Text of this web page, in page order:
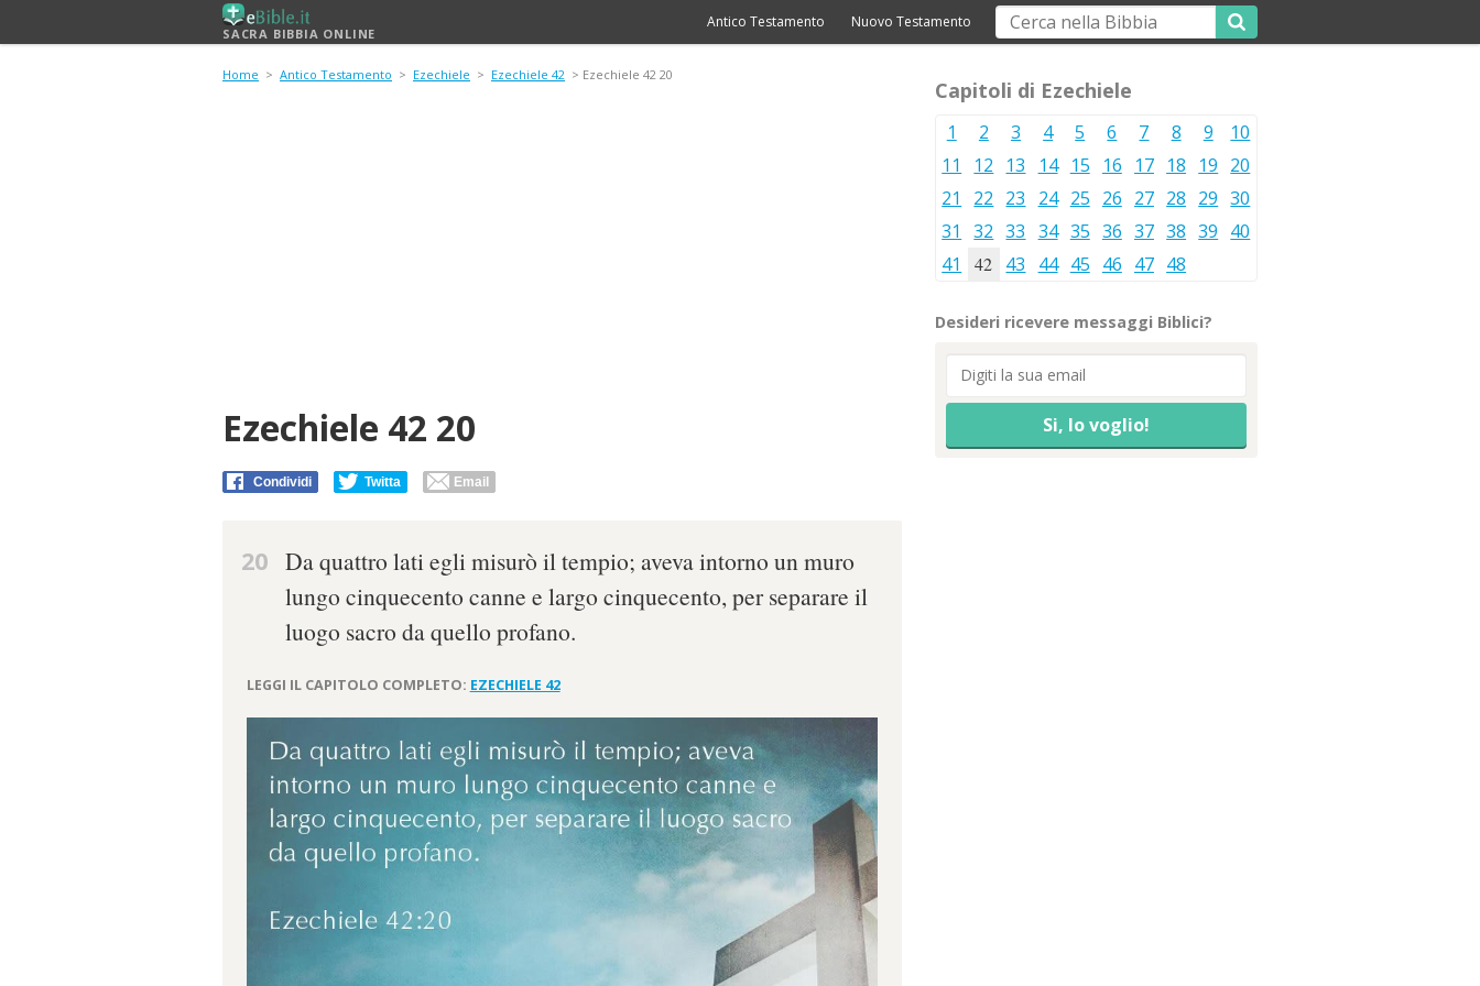
SACRA BIBBIA ONLINE
Antico Testamento Nuovo Testamento
Home > Antico Testamento > Ezechiele > Ezechiele 42 > Ezechiele 42 20
Ezechiele 42 20
Condividi Twitta Email
20 Da quattro lati egli misurò il tempio; aveva intorno un muro
lungo cinquecento canne e largo cinquecento, per separare il
luogo sacro da quello profano.
LEGGI IL CAPITOLO COMPLETO: EZECHIELE 42
Capitoli di Ezechiele
1 2 3 4 5 6 7 8 9
10
11
12 13 14 15 16 17 18 19 20
21
22 23 24 25 26 27 28 29 30
31
32 33 34 35 36 37 38 39 40
41
42 43 44 45 46 47 48
Desideri ricevere messaggi Biblici?